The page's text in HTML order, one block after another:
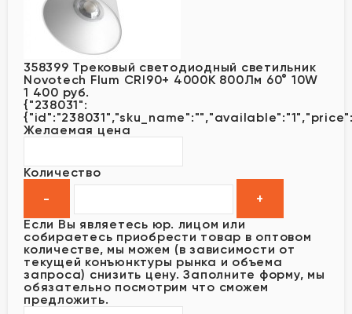
358399 Трековый светодиодный светильник
Novotech Flum CRI90+ 4000К 800Лм 60° 10W
1 400 руб.
{"238031":
Желаемая цена
Количество
Если Вы являетесь юр. лицом или
собираетесь приобрести товар в оптовом
количестве, мы можем (в зависимости от
текущей конъюнктуры рынка и объема
запроса) снизить цену. Заполните форму, мы
обязательно посмотрим что сможем
предложить.